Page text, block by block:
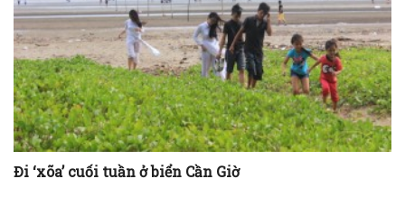
Đi ‘xõa’ cuối tuần ở biển Cần Giờ